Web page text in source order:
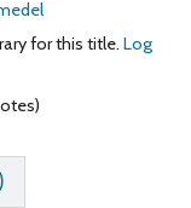
for this title. Log